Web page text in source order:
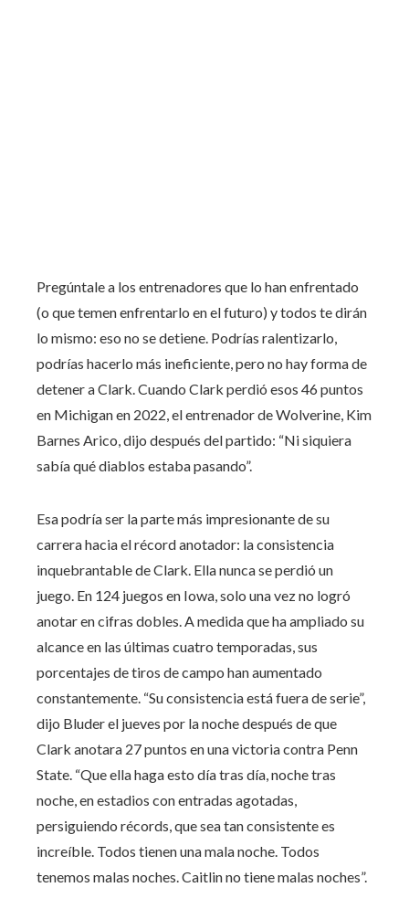
Pregúntale a los entrenadores que lo han enfrentado
(o que temen enfrentarlo en el futuro) y todos te dirán
lo mismo: eso no se detiene. Podrías ralentizarlo,
podrías hacerlo más ineficiente, pero no hay forma de
detener a Clark. Cuando Clark perdió esos 46 puntos
en Michigan en 2022, el entrenador de Wolverine, Kim
Barnes Arico, dijo después del partido: “Ni siquiera
sabía qué diablos estaba pasando”.
Esa podría ser la parte más impresionante de su
carrera hacia el récord anotador: la consistencia
inquebrantable de Clark. Ella nunca se perdió un
juego. En 124 juegos en Iowa, solo una vez no logró
anotar en cifras dobles. A medida que ha ampliado su
alcance en las últimas cuatro temporadas, sus
porcentajes de tiros de campo han aumentado
constantemente. “Su consistencia está fuera de serie”,
dijo Bluder el jueves por la noche después de que
Clark anotara 27 puntos en una victoria contra Penn
State. “Que ella haga esto día tras día, noche tras
noche, en estadios con entradas agotadas,
persiguiendo récords, que sea tan consistente es
increíble. Todos tienen una mala noche. Todos
tenemos malas noches. Caitlin no tiene malas noches”.